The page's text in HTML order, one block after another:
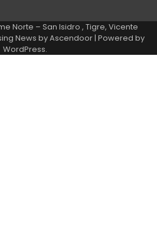
Norte – San Isidro , Tigre, Vicente
News byAscendoor| Powered by
WordPress.